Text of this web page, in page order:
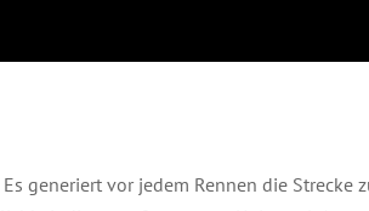
generiert vor jedem Rennen die